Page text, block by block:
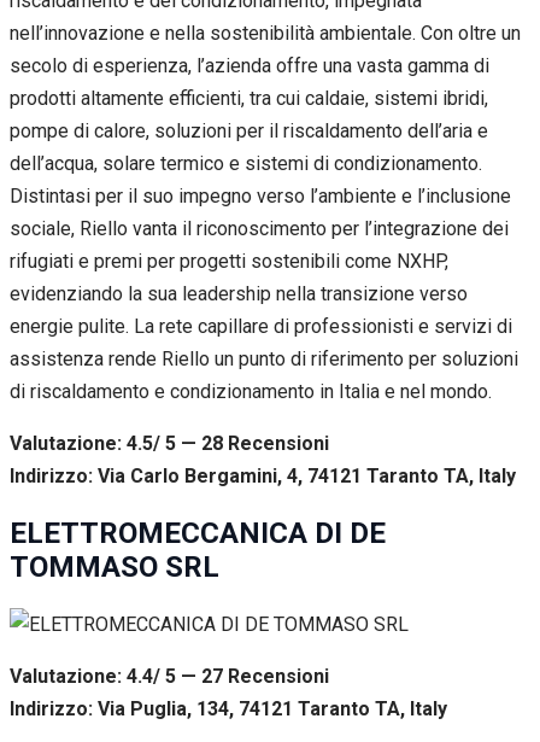
nell’innovazione e nella sostenibilità ambientale. Con oltre un
secolo di esperienza, l’azienda offre una vasta gamma di
prodotti altamente efficienti, tra cui caldaie, sistemi ibridi,
pompe di calore, soluzioni per il riscaldamento dell’aria e
dell’acqua, solare termico e sistemi di condizionamento.
Distintasi per il suo impegno verso l’ambiente e l’inclusione
sociale, Riello vanta il riconoscimento per l’integrazione dei
rifugiati e premi per progetti sostenibili come NXHP,
evidenziando la sua leadership nella transizione verso
energie pulite. La rete capillare di professionisti e servizi di
assistenza rende Riello un punto di riferimento per soluzioni
di riscaldamento e condizionamento in Italia e nel mondo.
Valutazione: 4.5/ 5 — 28 Recensioni
Indirizzo: Via Carlo Bergamini, 4, 74121 Taranto TA, Italy
ELETTROMECCANICA DI DE
TOMMASO SRL
Valutazione: 4.4/ 5 — 27 Recensioni
Indirizzo: Via Puglia, 134, 74121 Taranto TA, Italy